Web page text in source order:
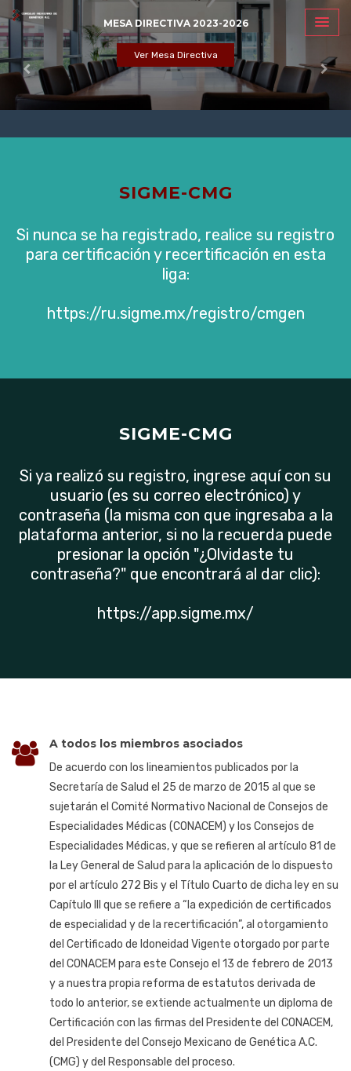
MESA DIRECTIVA 2023-2026
Ver Mesa Directiva
SIGME-CMG
Si nunca se ha registrado, realice su registro
para certificación y recertificación en esta
liga:
https://ru.sigme.mx/registro/cmgen
SIGME-CMG
Si ya realizó su registro, ingrese aquí con su
usuario (es su correo electrónico) y
contraseña (la misma con que ingresaba a la
plataforma anterior, si no la recuerda puede
presionar la opción "¿Olvidaste tu
contraseña?" que encontrará al dar clic):
https://app.sigme.mx/
A todos los miembros asociados
De acuerdo con los lineamientos publicados por la
Secretaría de Salud el 25 de marzo de 2015 al que se
sujetarán el Comité Normativo Nacional de Consejos de
Especialidades Médicas (CONACEM) y los Consejos de
Especialidades Médicas, y que se refieren al artículo 81 de
la Ley General de Salud para la aplicación de lo dispuesto
por el artículo 272 Bis y el Título Cuarto de dicha ley en su
Capítulo III que se refiere a “la expedición de certificados
de especialidad y de la recertificación”, al otorgamiento
del Certificado de Idoneidad Vigente otorgado por parte
del CONACEM para este Consejo el 13 de febrero de 2013
y a nuestra propia reforma de estatutos derivada de
todo lo anterior, se extiende actualmente un diploma de
Certificación con las firmas del Presidente del CONACEM,
del Presidente del Consejo Mexicano de Genética A.C.
(CMG) y del Responsable del proceso.